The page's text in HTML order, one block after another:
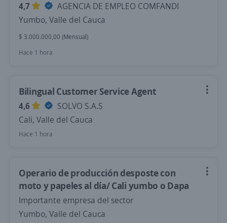
4,7
AGENCIA DE EMPLEO COMFANDI
Yumbo, Valle del Cauca
$ 3.000.000,00 (Mensual)
Hace 1 hora
Bilingual Customer Service Agent
4,6
SOLVO S.A.S
Cali, Valle del Cauca
Hace 1 hora
Operario de producción desposte con
moto y papeles al día/ Cali yumbo o Dapa
Importante empresa del sector
Yumbo, Valle del Cauca